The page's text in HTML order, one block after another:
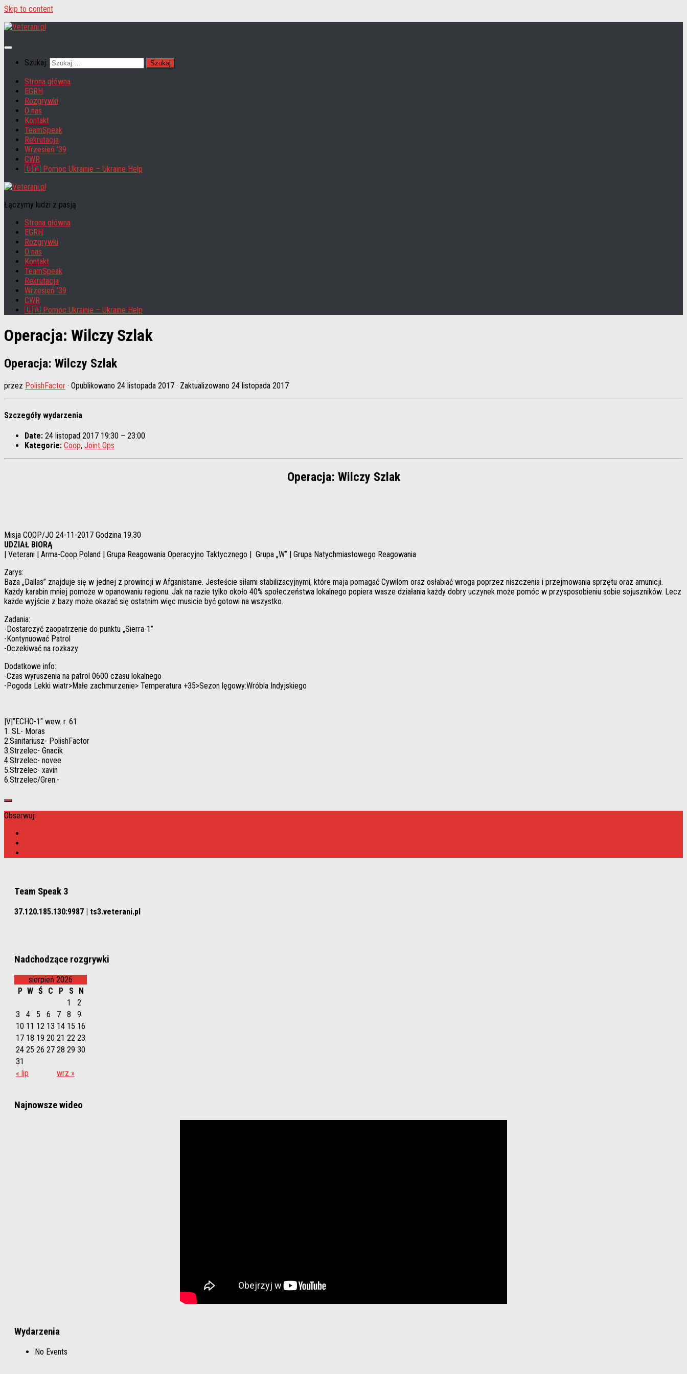
Skip to content
Szukaj:
Strona główna
EGRH
Rozgrywki
O nas
Kontakt
TeamSpeak
Rekrutacja
Wrzesień ’39
CWR
🇺🇦 Pomoc Ukrainie – Ukraine Help
Łączymy ludzi z pasją
Strona główna
EGRH
Rozgrywki
O nas
Kontakt
TeamSpeak
Rekrutacja
Wrzesień ’39
CWR
🇺🇦 Pomoc Ukrainie – Ukraine Help
Operacja: Wilczy Szlak
Operacja: Wilczy Szlak
przez PolishFactor · Opublikowano 24 listopada 2017 · Zaktualizowano 24 listopada 2017
Szczegóły wydarzenia
Date: 24 listopad 2017 19:30 – 23:00
Kategorie: Coop, Joint Ops
Operacja: Wilczy Szlak
Misja COOP/JO 24-11-2017 Godzina 19.30
UDZIAŁ BIORĄ
| Veterani | Arma-Coop.Poland | Grupa Reagowania Operacyjno Taktycznego | Grupa „W” | Grupa Natychmiastowego Reagowania
Zarys:
Baza „Dallas” znajduje się w jednej z prowincji w Afganistanie. Jesteście siłami stabilizacyjnymi, które maja pomagać Cywilom oraz osłabiać wroga poprzez niszczenia i przejmowania sprzętu oraz amunicji.
Każdy karabin mniej pomoże w opanowaniu regionu. Jak na razie tylko około 40% społeczeństwa lokalnego popiera wasze działania każdy dobry uczynek może pomóc w przysposobieniu sobie sojuszników. Lecz
każde wyjście z bazy może okazać się ostatnim więc musicie być gotowi na wszystko.
Zadania:
-Dostarczyć zaopatrzenie do punktu „Sierra-1”
-Kontynuować Patrol
-Oczekiwać na rozkazy
Dodatkowe info:
-Czas wyruszenia na patrol 0600 czasu lokalnego
-Pogoda Lekki wiatr>Małe zachmurzenie> Temperatura +35>Sezon lęgowy:Wróbla Indyjskiego
|V|”ECHO-1″ wew. r. 61
1. SL- Moras
2.Sanitariusz- PolishFactor
3.Strzelec- Gnacik
4.Strzelec- novee
5.Strzelec- xavin
6.Strzelec/Gren.-
Obserwuj:
Team Speak 3
37.120.185.130:9987 | ts3.veterani.pl
Nadchodzące rozgrywki
sierpień 2026
P W Ś C P S
N
1
2
3
4 5 6 7 8
9
10 11 12 13 14 15 16
17 18 19 20 21 22 23
24 25 26 27 28 29 30
31
« lip
wrz »
Najnowsze wideo
Wydarzenia
No Events